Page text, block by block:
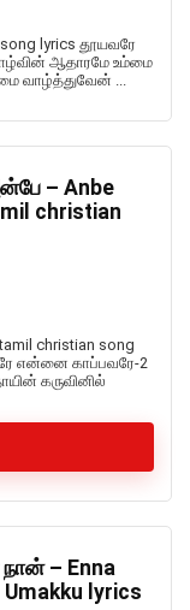
song lyrics தூயவரே
ஆதாரமே உம்மை
வாழ்த்துவேன் ...
– Anbe
christian
christian song
என்னை காப்பவரே-2
கருவினில்
– Enna
Umakku lyrics